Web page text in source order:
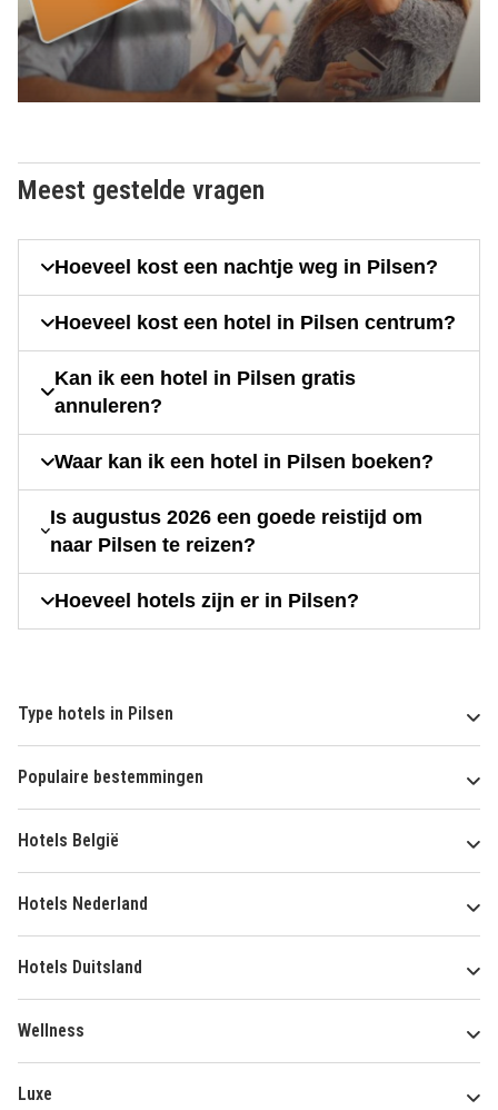
Meest gestelde vragen
Hoeveel kost een nachtje weg in Pilsen?
Hoeveel kost een hotel in Pilsen centrum?
Kan ik een hotel in Pilsen gratis
annuleren?
Waar kan ik een hotel in Pilsen boeken?
Is augustus 2026 een goede reistijd om
naar Pilsen te reizen?
Hoeveel hotels zijn er in Pilsen?
Type hotels in Pilsen
Populaire bestemmingen
Hotels België
Hotels Nederland
Hotels Duitsland
Wellness
Luxe